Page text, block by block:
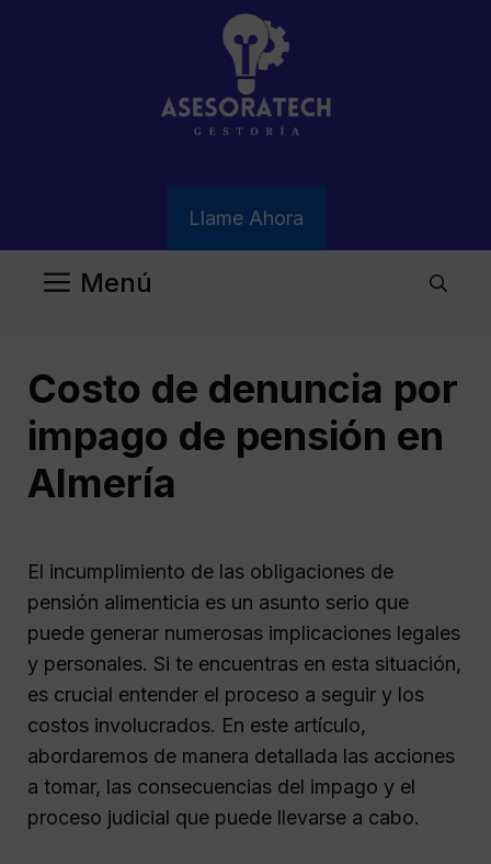
Llame Ahora
Menú
Costo de denuncia por
impago de pensión en
Almería
El incumplimiento de las obligaciones de
pensión alimenticia es un asunto serio que
puede generar numerosas implicaciones legales
y personales. Si te encuentras en esta situación,
es crucial entender el proceso a seguir y los
costos involucrados. En este artículo,
abordaremos de manera detallada las acciones
a tomar, las consecuencias del impago y el
proceso judicial que puede llevarse a cabo.